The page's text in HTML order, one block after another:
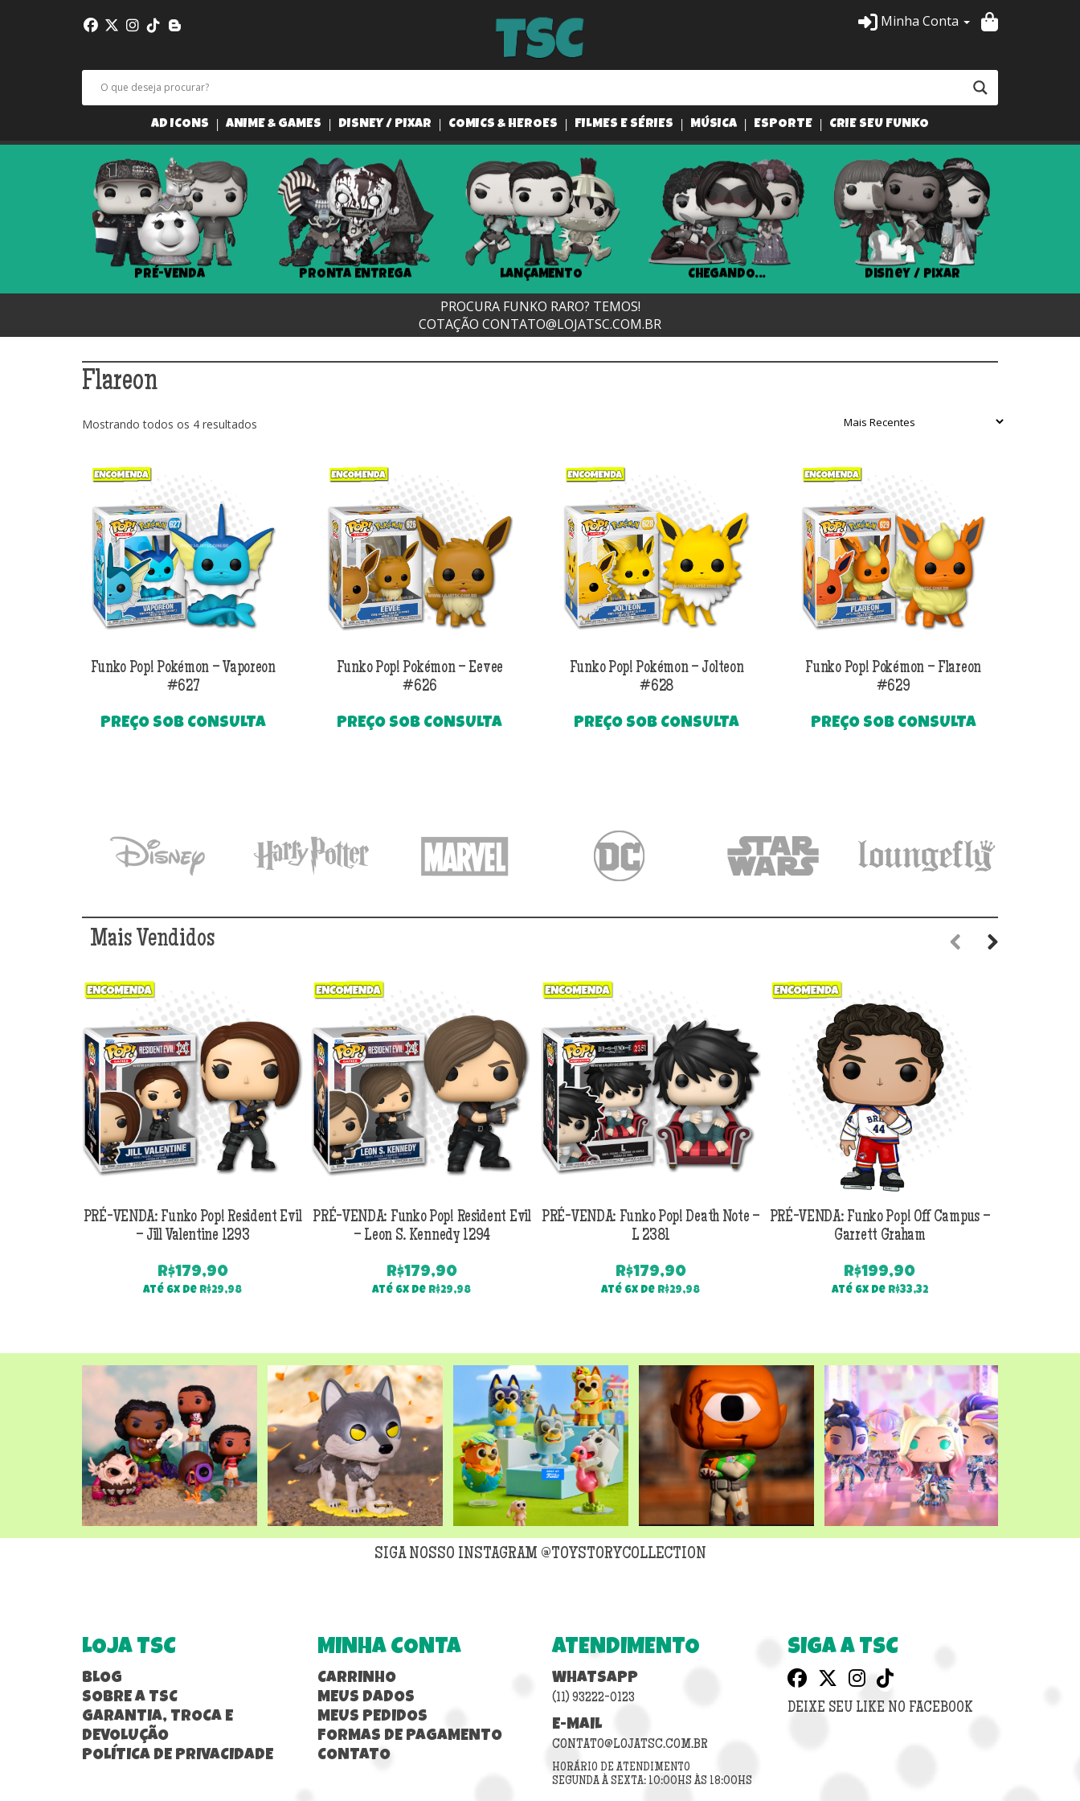
Minha Conta
AD ICONS ANIME & GAMES DISNEY / PIXAR COMICS & HEROES FILMES E SÉRIES MÚSICA ESPORTE CRIE SEU FUNKO
PRÉ-VENDA PRONTA ENTREGA LANÇAMENTO CHEGANDO... Disney / Pixar
PROCURA FUNKO RARO? TEMOS!
COTAÇÃO CONTATO@LOJATSC.COM.BR
Flareon
Mostrando todos os 4 resultados
Funko Pop! Pokémon – Vaporeon
#627
PREÇO SOB CONSULTA
Funko Pop! Pokémon – Eevee
#626
PREÇO SOB CONSULTA
Funko Pop! Pokémon – Jolteon
#628
PREÇO SOB CONSULTA
Funko Pop! Pokémon – Flareon
#629
PREÇO SOB CONSULTA
Mais Vendidos
PRÉ-VENDA: Funko Pop! Resident Evil
– Jill Valentine 1293
R$179,90
Até 6x de R$29,98
PRÉ-VENDA: Funko Pop! Resident Evil
– Leon S. Kennedy 1294
R$179,90
Até 6x de R$29,98
PRÉ-VENDA: Funko Pop! Death Note –
L 2381
R$179,90
Até 6x de R$29,98
PRÉ-VENDA: Funko Pop! Off Campus –
Garrett Graham
R$199,90
Até 6x de R$33,32
SIGA NOSSO INSTAGRAM @TOYSTORYCOLLECTION
LOJA TSC
BLOG
SOBRE A TSC
GARANTIA, TROCA E
DEVOLUÇÃO
POLÍTICA DE PRIVACIDADE
MINHA CONTA
CARRINHO
MEUS DADOS
MEUS PEDIDOS
FORMAS DE PAGAMENTO
CONTATO
ATENDIMENTO
WHATSAPP
(11) 93222-0123
E-MAIL
CONTATO@LOJATSC.COM.BR
HORÁRIO DE ATENDIMENTO
SEGUNDA À SEXTA: 10:00HS ÀS 18:00HS
SIGA A TSC
DEIXE SEU LIKE NO FACEBOOK